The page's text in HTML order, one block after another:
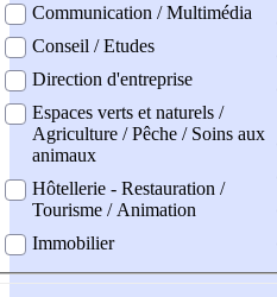
Communication / Multimédia
Conseil / Etudes
Direction d'entreprise
Espaces verts et naturels /
Agriculture / Pêche / Soins aux
animaux
Hôtellerie - Restauration /
Tourisme / Animation
Immobilier